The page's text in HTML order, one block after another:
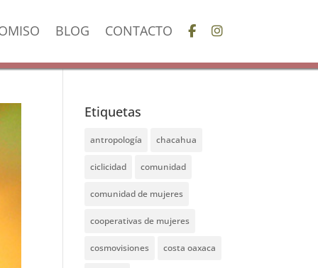
BLOG CONTACTO
Etiquetas
antropología chacahua
ciclicidad comunidad
comunidad de mujeres
cooperativas de mujeres
cosmovisiones costa oaxaca